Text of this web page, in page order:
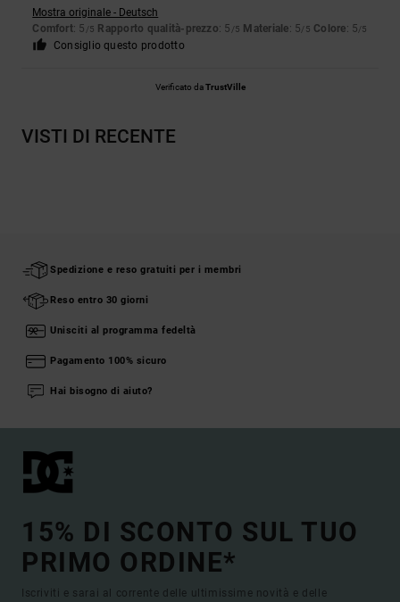
Mostra originale - Deutsch
Comfort: 5 /5 Rapporto qualità-prezzo: 5 /5 Materiale: 5/5 Colore: 5/5
Consiglio questo prodotto
Verificato daTrustVille
VISTI DI RECENTE
Spedizione e reso gratuiti per i membri
Reso entro 30 giorni
Unisciti al programma fedeltà
Pagamento 100% sicuro
Hai bisogno di aiuto?
15% DI SCONTO SUL TUO
PRIMO ORDINE*
Iscriviti e sarai al corrente delle ultimissime novità e delle